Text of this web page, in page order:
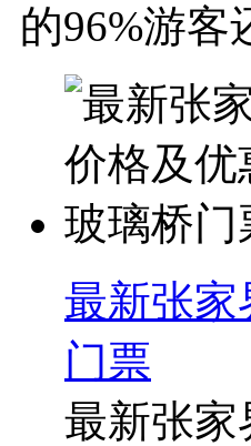
的96%游客
最新张家
门票
最新张家